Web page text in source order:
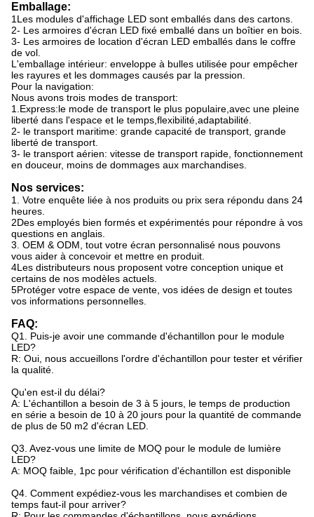
Emballage:
1Les modules d'affichage LED sont emballés dans des cartons.
2- Les armoires d'écran LED fixé emballé dans un boîtier en bois.
3- Les armoires de location d'écran LED emballés dans le coffre
de vol.
L'emballage intérieur: enveloppe à bulles utilisée pour empêcher
les rayures et les dommages causés par la pression.
Pour la navigation:
Nous avons trois modes de transport:
1.Express:le mode de transport le plus populaire,avec une pleine
liberté dans l'espace et le temps,flexibilité,adaptabilité.
2- le transport maritime: grande capacité de transport, grande
liberté de transport.
3- le transport aérien: vitesse de transport rapide, fonctionnement
en douceur, moins de dommages aux marchandises.
Nos services:
1. Votre enquête liée à nos produits ou prix sera répondu dans 24
heures.
2Des employés bien formés et expérimentés pour répondre à vos
questions en anglais.
3. OEM & ODM, tout votre écran personnalisé nous pouvons
vous aider à concevoir et mettre en produit.
4Les distributeurs nous proposent votre conception unique et
certains de nos modèles actuels.
5Protéger votre espace de vente, vos idées de design et toutes
vos informations personnelles.
FAQ:
Q1. Puis-je avoir une commande d'échantillon pour le module
LED?
R: Oui, nous accueillons l'ordre d'échantillon pour tester et vérifier
la qualité.
Qu'en est-il du délai?
A: L'échantillon a besoin de 3 à 5 jours, le temps de production
en série a besoin de 10 à 20 jours pour la quantité de commande
de plus de 50 m2 d'écran LED.
Q3. Avez-vous une limite de MOQ pour le module de lumière
LED?
A: MOQ faible, 1pc pour vérification d'échantillon est disponible
Q4. Comment expédiez-vous les marchandises et combien de
temps faut-il pour arriver?